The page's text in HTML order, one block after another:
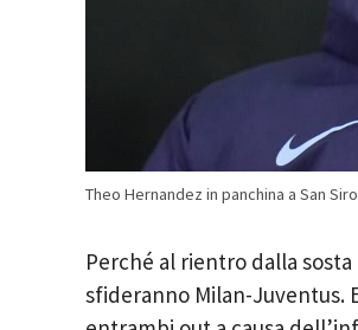
Theo Hernandez in panchina a San
Perché al rientro dalla
sfideranno Milan-Juventus.